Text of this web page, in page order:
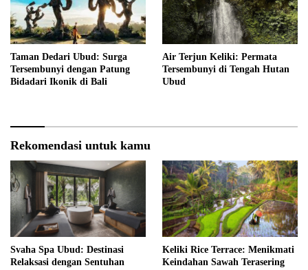
Taman Dedari Ubud: Surga
Tersembunyi dengan Patung
Bidadari Ikonik di Bali
Air Terjun Keliki: Permata
Tersembunyi di Tengah Hutan
Ubud
Rekomendasi untuk kamu
Svaha Spa Ubud: Destinasi
Relaksasi dengan Sentuhan
Keliki Rice Terrace: Menikmati
Keindahan Sawah Terasering